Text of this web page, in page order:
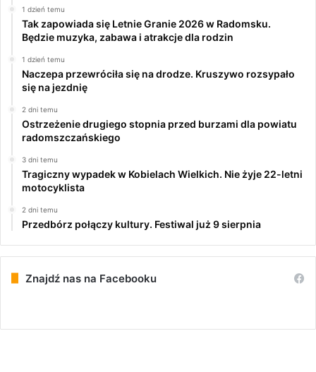
1 dzień temu
Tak zapowiada się Letnie Granie 2026 w Radomsku.
Będzie muzyka, zabawa i atrakcje dla rodzin
1 dzień temu
Naczepa przewróciła się na drodze. Kruszywo rozsypało
się na jezdnię
2 dni temu
Ostrzeżenie drugiego stopnia przed burzami dla powiatu
radomszczańskiego
3 dni temu
Tragiczny wypadek w Kobielach Wielkich. Nie żyje 22-letni
motocyklista
2 dni temu
Przedbórz połączy kultury. Festiwal już 9 sierpnia
Znajdź nas na Facebooku